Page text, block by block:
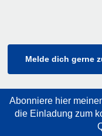
Melde dich gerne
Abonniere hier
die Einladung zum